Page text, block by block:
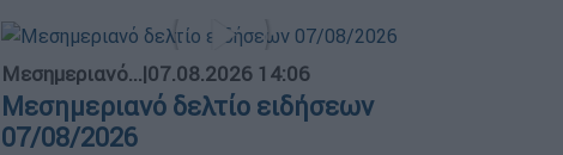
Μεσημεριανό...|07.08.2026 14:06
Μεσημεριανό δελτίο ειδήσεων
07/08/2026